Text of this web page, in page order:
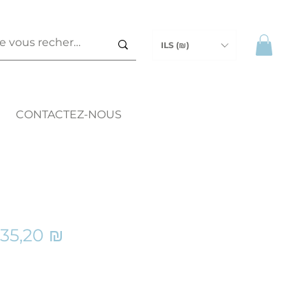
ILS (₪)
CONTACTEZ-NOUS
₪